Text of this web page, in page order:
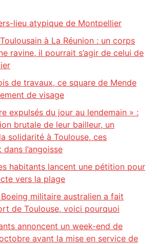
lieu atypique de Montpellier
à La Réunion : un corps
ravine, il pourrait s’agir de celui de
de travaux, ce square de Mende
de visage
expulsés du jour au lendemain » :
brutale de leur bailleur, un
solidarité à Toulouse, ces
l’angoisse
habitants lancent une pétition pour
vers la plage
militaire australien a fait
de Toulouse, voici pourquoi
annoncent un week-end de
avant la mise en service de